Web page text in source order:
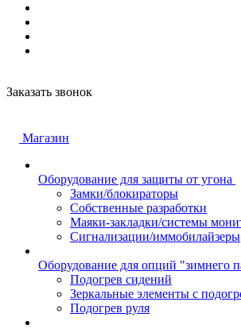
Заказать звонок
Магазин
Оборудование для защиты от угона
Замки/блокираторы
Собственные разработки
Маяки-закладки/системы
Сигнализации/иммобилайзеры
Оборудование для опций "зимнего
Подогрев сидений
Зеркальные элементы с
Подогрев руля